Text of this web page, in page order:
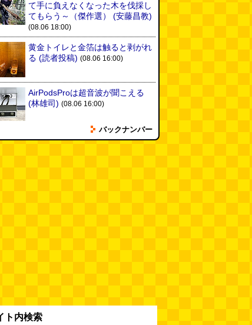
て手に負えなくなった木を伐採し
てもらう～（傑作選）
(安藤昌教)
(08.06 18:00)
黄金トイレと金箔は触ると剥がれ
る (読者投稿) (08.06 16:00)
AirPodsProは超音波が聞こえる
(林雄司) (08.06 16:00)
姉がはまったガムランに自分もは
ヘアスタイルが3Dになっている
バックナンバー
ト内検索